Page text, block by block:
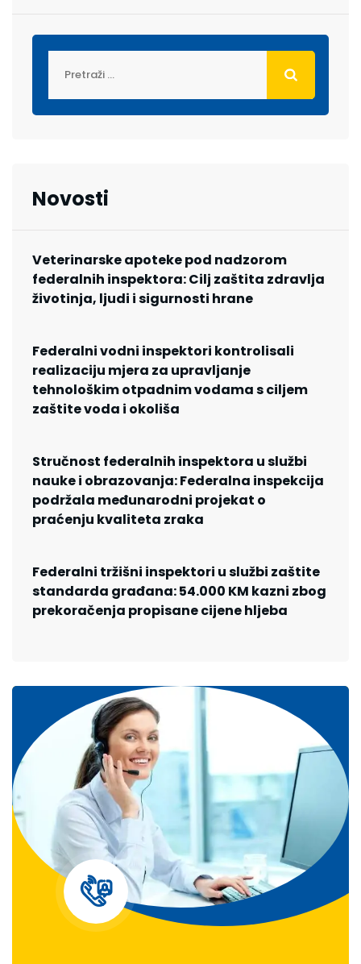
Novosti
Veterinarske apoteke pod nadzorom
federalnih inspektora: Cilj zaštita zdravlja
životinja, ljudi i sigurnosti hrane
Federalni vodni inspektori kontrolisali
realizaciju mjera za upravljanje
tehnološkim otpadnim vodama s ciljem
zaštite voda i okoliša
Stručnost federalnih inspektora u službi
nauke i obrazovanja: Federalna inspekcija
podržala međunarodni projekat o
praćenju kvaliteta zraka
Federalni tržišni inspektori u službi zaštite
standarda građana: 54.000 KM kazni zbog
prekoračenja propisane cijene hljeba